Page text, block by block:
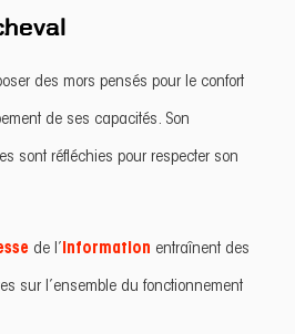
des mors pensés pour le confort
de ses capacités. Son
sont réfléchies pour respecter son
de l’ information entraînent des
sur l’ensemble du fonctionnement